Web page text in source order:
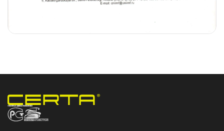
НПП «СПЕКТР» ЗАВОД ЛАКОКРАСОЧНЫХ МАТЕРИАЛОВ